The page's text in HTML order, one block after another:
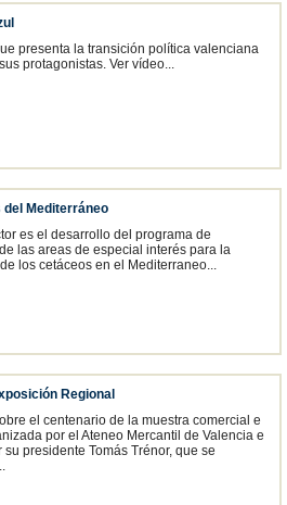
presenta la transición política valenciana
protagonistas. Ver vídeo...
del Mediterráneo
es el desarrollo del programa de
las areas de especial interés para la
los cetáceos en el Mediterraneo...
Regional
el centenario de la muestra comercial e
por el Ateneo Mercantil de Valencia e
presidente Tomás Trénor, que se